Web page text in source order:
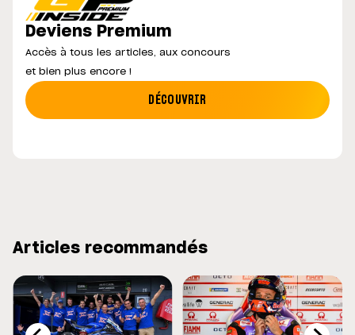
Deviens Premium
Accès à tous les articles, aux concours
et bien plus encore !
DÉCOUVRIR
Articles recommandés